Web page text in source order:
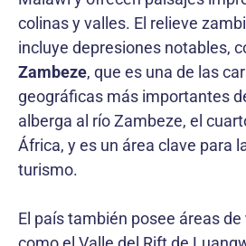
colinas y valles. El relieve
incluye depresiones notables,
Zambeze, que es una de las
geográficas más importantes
alberga al río Zambeze, el
África, y es un área clave para
turismo.
El país también posee áreas de